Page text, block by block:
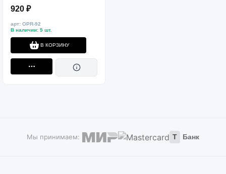
920 ₽
арт: OPR-92
В наличии: 5 шт.
В КОРЗИНУ
Мы принимаем: Т Банк